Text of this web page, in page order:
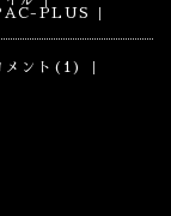
PLUS
メント(1)